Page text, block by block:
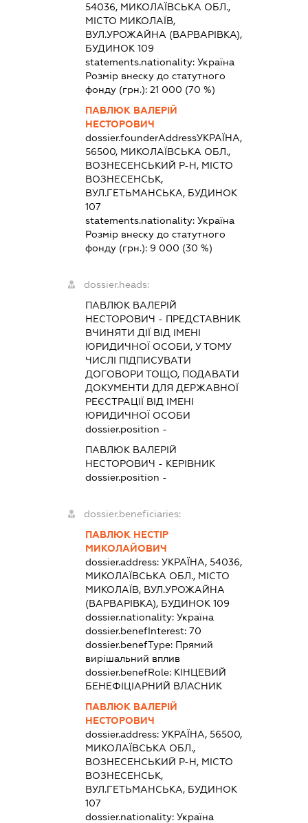
54036, МИКОЛАЇВСЬКА ОБЛ.,
МІСТО МИКОЛАЇВ,
ВУЛ.УРОЖАЙНА (ВАРВАРІВКА),
БУДИНОК 109
statements.nationality: Україна
Розмір внеску до статутного
фонду (грн.): 21 000 (70 %)
ПАВЛЮК ВАЛЕРІЙ
НЕСТОРОВИЧ
dossier.founderAddressУКРАЇНА,
56500, МИКОЛАЇВСЬКА ОБЛ.,
ВОЗНЕСЕНСЬКИЙ Р-Н, МІСТО
ВОЗНЕСЕНСЬК,
ВУЛ.ГЕТЬМАНСЬКА, БУДИНОК
107
statements.nationality: Україна
Розмір внеску до статутного
фонду (грн.): 9 000 (30 %)
dossier.heads:
ПАВЛЮК ВАЛЕРІЙ
НЕСТОРОВИЧ - ПРЕДСТАВНИК
ВЧИНЯТИ ДІЇ ВІД ІМЕНІ
ЮРИДИЧНОЇ ОСОБИ, У ТОМУ
ЧИСЛІ ПІДПИСУВАТИ
ДОГОВОРИ ТОЩО, ПОДАВАТИ
ДОКУМЕНТИ ДЛЯ ДЕРЖАВНОЇ
РЕЄСТРАЦІЇ ВІД ІМЕНІ
ЮРИДИЧНОЇ ОСОБИ
dossier.position -
ПАВЛЮК ВАЛЕРІЙ
НЕСТОРОВИЧ - КЕРІВНИК
dossier.position -
dossier.beneficiaries:
ПАВЛЮК НЕСТІР
МИКОЛАЙОВИЧ
dossier.address: УКРАЇНА, 54036,
МИКОЛАЇВСЬКА ОБЛ., МІСТО
МИКОЛАЇВ, ВУЛ.УРОЖАЙНА
(ВАРВАРІВКА), БУДИНОК 109
dossier.nationality: Україна
dossier.benefInterest: 70
dossier.benefType: Прямий
вирішальний вплив
dossier.benefRole: КІНЦЕВИЙ
БЕНЕФІЦІАРНИЙ ВЛАСНИК
ПАВЛЮК ВАЛЕРІЙ
НЕСТОРОВИЧ
dossier.address: УКРАЇНА, 56500,
МИКОЛАЇВСЬКА ОБЛ.,
ВОЗНЕСЕНСЬКИЙ Р-Н, МІСТО
ВОЗНЕСЕНСЬК,
ВУЛ.ГЕТЬМАНСЬКА, БУДИНОК
107
dossier.nationality: Україна